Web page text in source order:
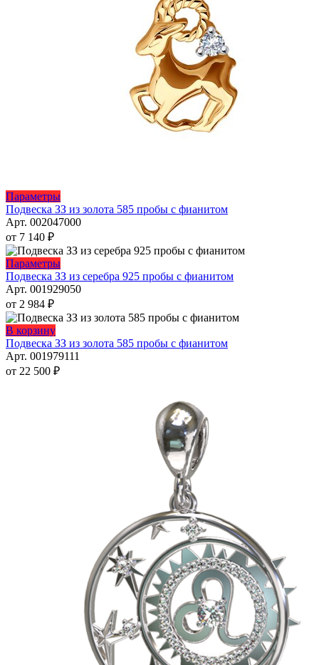
ПараметрыЭтот
товар
имеет
вариаций.
Опции
можно
выбрать
странице
товара.
Подвеска ЗЗ из золота 585 пробы с фианитом
Арт. 002047000
от 7 140 ₽
ПараметрыЭтот
товар
имеет
вариаций.
можно
выбрать
Подвеска ЗЗ из серебра 925 пробы с фианитом
Арт. 001929050
от 2 984 ₽
В корзинуЭтот
товар
имеет
несколько
Подвеска ЗЗ из золота 585 пробы с фианитом
Арт. 001979111
от 22 500 ₽